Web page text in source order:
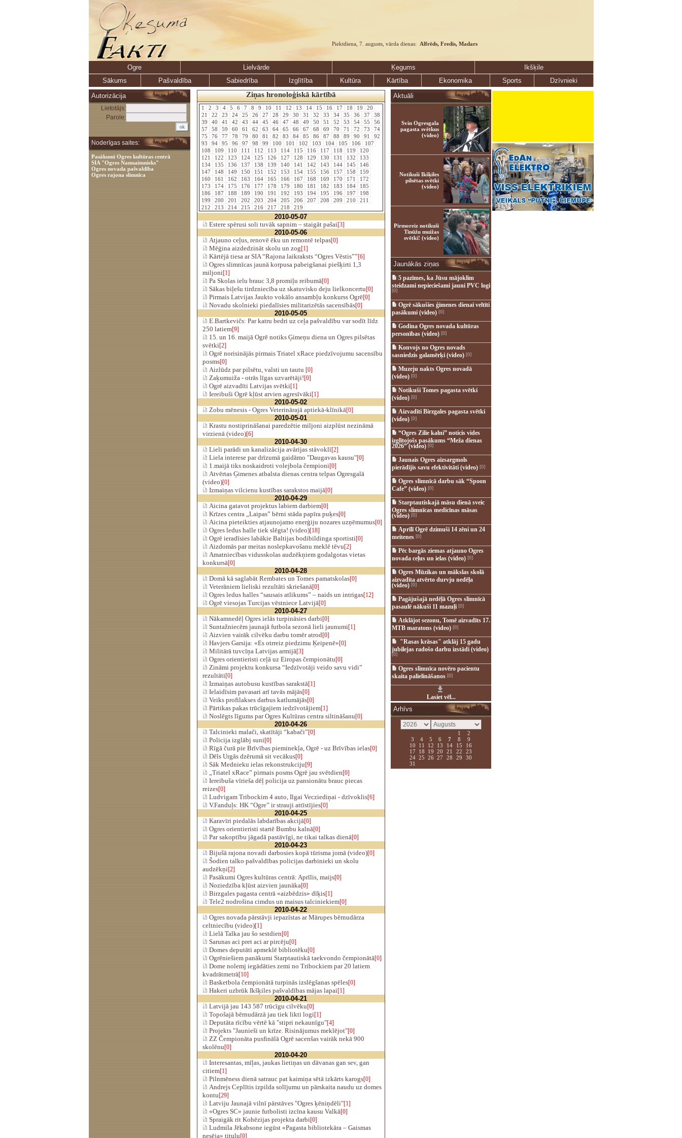
Piektdiena, 7. augusts, vārda dienas: Alfrēds, Fredis, Madars
Ogre Lielvārde Ķegums
Ikšķile
Sākums
Pašvaldība Sabiedrība Izglītība Kultūra Kārtība Ekonomika Sports
Dzīvnieki
Autorizācija
Lietotājs:
Parole:
Noderīgas saites:
Pasākumi Ogres kultūras centrā
SIA "Ogres Namsaimnieks"
Ogres novada pašvaldība
Ogres rajona slimnīca
Ziņas hronoloģiskā kārtībā
1 2 3 4 5 6 7 8 9 10 11 12 13 14 15 16 17 18 19
20
21
22 23 24 25 26 27 28 29 30 31 32 33 34 35 36 37
38
39
40 41 42 43 44 45 46 47 48 49 50 51 52 53 54 55
56
57
58 59 60 61 62 63 64 65 66 67 68 69 70 71 72 73
74
75
76 77 78 79 80 81 82 83 84 85 86 87 88 89 90 91
92
93
94 95 96 97 98 99 100 101 102 103 104 105 106
107
108
109 110 111 112 113 114 115 116 117 118 119
120
121
122 123 124 125 126 127 128 129 130 131 132
133
134
135 136 137 138 139 140 141 142 143 144 145
146
147
148 149 150 151 152 153 154 155 156 157 158
159
160
161 162 163 164 165 166 167 168 169 170 171
172
173
174 175 176 177 178 179 180 181 182 183 184
185
186
187 188 189 190 191 192 193 194 195 196 197
198
199
200 201 202 203 204 205 206 207 208 209 210
211
212
213 214 215 216 217 218 219
2010-05-07
Estere spērusi soli tuvāk sapnim – staigāt pašai[3]
2010-05-06
Atjauno ceļus, renovē ēku un remontē telpas[0]
Mēģina aizdedzināt skolu un zog[1]
Kārtējā tiesa ar SIA “Rajona laikraksts “Ogres Vēstis””[6]
Ogres slimnīcas jaunā korpusa pabeigšanai piešķirti 1,3
miljoni[1]
Pa Skolas ielu brauc 3,8 promiļu reibumā[0]
Sākas biļešu tirdzniecība uz skatuvisko deju lielkoncertu[0]
Pirmais Latvijas Jaukto vokālo ansambļu konkurss Ogrē[0]
Novadu skolnieki piedalīsies militarizētās sacensībās[0]
2010-05-05
E.Bartkevičs: Par katru bedri uz ceļa pašvaldību var sodīt līdz
250 latiem[9]
15. un 16. maijā Ogrē notiks Ģimeņu diena un Ogres pilsētas
svētki[2]
Ogrē norisinājās pirmais Triatel xRace piedzīvojumu sacensību
posms[0]
Aizlūdz par pilsētu, valsti un tautu [0]
Zaķumuiža - otrās līgas uzvarētāji![0]
Ogrē aizvadīti Latvijas svētki[1]
Iereibuši Ogrē kļūst arvien agresīvāki[1]
2010-05-02
Zobu mēnesis - Ogres Veterinārajā aptiekā-klīnikā[0]
2010-05-01
Krastu nostiprināšanai paredzētie miljoni aizplūst nezināmā
virzienā (video)[6]
2010-04-30
Lieli parādi un kanalizācija avārijas stāvoklī[2]
Liela interese par drīzumā gaidāmo "Daugavas kausu"[0]
1.maijā tiks noskaidroti volejbola čempioni[0]
Atvērtas Ģimenes atbalsta dienas centra telpas Ogresgalā
(video)[0]
Izmaiņas vilcienu kustības sarakstos maijā[0]
2010-04-29
Aicina gatavot projektus labiem darbiem[0]
Krīzes centra „Laipas” bērni stāda papīra puķes[0]
Aicina pieteikties atjaunojamo enerģiju nozares uzņēmumus[0]
Ogres ledus halle tiek slēgta! (video)[18]
Ogrē ieradīsies labākie Baltijas bodibildinga sportisti[0]
Aizdomās par meitas noslepkavošanu meklē tēvu[2]
Amatniecības vidusskolas audzēkņiem godalgotas vietas
konkursā[0]
2010-04-28
Domā kā saglabāt Rembates un Tomes pamatskolas[0]
Veterāniem lieliski rezultāti skriešanā[0]
Ogres ledus halles “sausais atlikums” – naids un intrigas[12]
Ogrē viesojas Turcijas vēstniece Latvijā[0]
2010-04-27
Nākamnedēļ Ogres ielās turpināsies darbi[0]
Suntažniecēm jaunajā futbola sezonā lieli jaunumi[1]
Aizvien vairāk cilvēku darbu tomēr atrod[0]
Havjers Garsija: «Es otrreiz piedzimu Ķeipenē»[0]
Militārā tuvcīņa Latvijas armijā[3]
Ogres orientieristi ceļā uz Eiropas čempionātu[0]
Zināmi projektu konkursa “Iedzīvotāji veido savu vidi”
rezultāti[0]
Izmaiņas autobusu kustības sarakstā[1]
Ielaidīsim pavasari arī tavās mājās[0]
Veiks profilakses darbus katlumājās[0]
Pārtikas pakas trūcīgajiem iedzīvotājiem[1]
Noslēgts līgums par Ogres Kultūras centra siltināšanu[0]
2010-04-26
Talcinieki malači, skatītāji “kabači”[0]
Policija izglābj suni[0]
Rīgā čurā pie Brīvības pieminekļa, Ogrē - uz Brīvības ielas[0]
Dēls Urgās dzērumā sit vecākus[0]
Sāk Mednieku ielas rekonstrukciju[9]
„Triatel xRace” pirmais posms Ogrē jau svētdien[0]
Iereibuša vīrieša dēļ policija uz pansionātu brauc piecas
reizes[0]
Ludvigam Tribockim 4 auto, Ilgai Vecziediņai - dzīvoklis[6]
V.Fanduļs: HK “Ogre” ir strauji attīstījies[0]
2010-04-25
Karavīri piedalās labdarības akcijā[0]
Ogres orientieristi startē Bumbu kalnā[0]
Par sakoptību jāgadā pastāvīgi, ne tikai talkas dienā[0]
2010-04-23
Bijušā rajona novadi darbosies kopā tūrisma jomā (video)[0]
Šodien talko pašvaldības policijas darbinieki un skolu
audzēkņi[2]
Pasākumi Ogres kultūras centrā: Aprīlis, maijs[0]
Noziedzība kļūst aizvien jaunāka[0]
Birzgales pagasta centrā «aizbēdzis» dīķis[1]
Tele2 nodrošina cimdus un maisus talciniekiem[0]
2010-04-22
Ogres novada pārstāvji iepazīstas ar Mārupes bērnudārza
celtniecību (video)[1]
Lielā Talka jau šo sestdien[0]
Sarunas aci pret aci ar pircēju[0]
Domes deputāti apmeklē bibliotēku[0]
Ogrēniešiem panākumi Starptautiskā taekvondo čempionātā[0]
Dome nolemj iegādāties zemi no Tribockiem par 20 latiem
kvadrātmetrā[10]
Basketbola čempionātā turpinās izslēgšanas spēles[0]
Hakeri uzbrūk Ikšķiles pašvaldības mājas lapai[1]
2010-04-21
Latvijā jau 143 587 trūcīgu cilvēku[0]
Topošajā bērnudārzā jau tiek likti logi[1]
Deputāta rīcību vērtē kā "stipri nekaunīgu"[4]
Projekts "Jaunieši un krīze. Risinājumus meklējot"[0]
ZZ Čempionāta pusfinālā Ogrē sacenšas vairāk nekā 900
skolēnu[0]
2010-04-20
Interesantas, mīļas, jaukas lietiņas un dāvanas gan sev, gan
citiem[1]
Pilnmēness dienā satrauc pat kaimiņa sētā izkārts karogs[0]
Andrejs Ceplītis izpilda solījumu un pārskaita naudu uz domes
kontu[29]
Latviju Jaunajā vilnī pārstāves "Ogres ķēniņdēli"[1]
«Ogres SC» jaunie futbolisti izcīna kausu Valkā[0]
Spraigāk rit Kohēzijas projekta darbi[0]
Ludmila Jēkabsone iegūst «Pagasta bibliotekāra – Gaismas
nesēja» titulu[0]
Aktuāli
Svin Ogresgala
pagasta svētkus
(video)
Notikuši Ikšķiles
pilsētas svētki
(video)
Pirmoreiz notikuši
Tīnūžu muižas
svētki! (video)
Jaunākās ziņas
5 pazīmes, ka Jūsu mājoklim
steidzami nepieciešami jauni PVC logi
[0]
Ogrē sākušies ģimenes dienai veltīti
pasākumi (video)[0]
Godina Ogres novada kultūras
personības (video)[0]
Konvojs no Ogres novads
sasniedzis galamērķi (video)[0]
Muzeju nakts Ogres novadā
(video)[0]
Notikuši Tomes pagasta svētki
(video)[0]
Aizvadīti Birzgales pagasta svētki
(video)[0]
“Ogres Zilie kalni” noticis vides
izglītojošs pasākums “Meža dienas
2026” (video)[0]
Jaunais Ogres aizsargmols
pierādījis savu efektivitāti (video)[0]
Ogres slimnīcā darbu sāk “Spoon
Cafe” (video)[0]
Starptautiskajā māsu dienā sveic
Ogres slimnīcas medicīnas māsas
(video)[0]
Aprīlī Ogrē dzimuši 14 zēni un 24
meitenes [0]
Pēc bargās ziemas atjauno Ogres
novada ceļus un ielas (video)[0]
Ogres Mūzikas un mākslas skolā
aizvadīta atvērto durvju nedēļa
(video)[0]
Pagājušajā nedēļā Ogres slimnīcā
pasaulē nākuši 11 mazuļi[0]
Atklājot sezonu, Tomē aizvadīts 17.
MTB maratons (video)[0]
"Rasas krāsas" atklāj 15 gadu
jubilejas radošo darbu izstādi (video)
[0]
Ogres slimnīca novēro pacientu
skaita palielināšanos [0]
Lasiet vēl...
Arhīvs
1
2
3
4 5 6 7 8
9
10
11 12 13 14 15
16
17
18 19 20 21 22
23
24 25 26 27 28 29
30
31